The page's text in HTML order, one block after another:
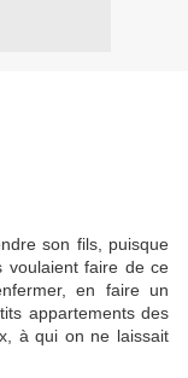
son fils, puisque
voulaient faire de ce
en faire un
appartements des
à qui on ne laissait